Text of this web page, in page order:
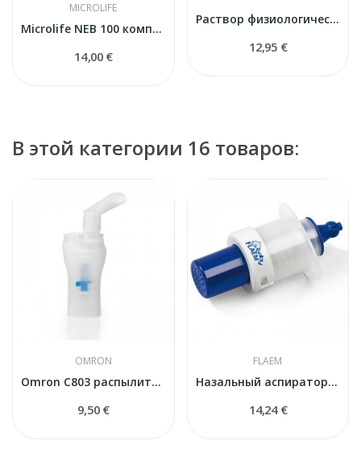
MICROLIFE
Microlife NEB 100 комплект для ингалятора
14,00 €
Раствор физиологический для гигиены носа 950 ml
12,95 €
В этой категории 16 товаров:
OMRON
Omron C803 распылитель
9,50 €
FLAEM
Назальный аспиратор Flaem
14,24 €